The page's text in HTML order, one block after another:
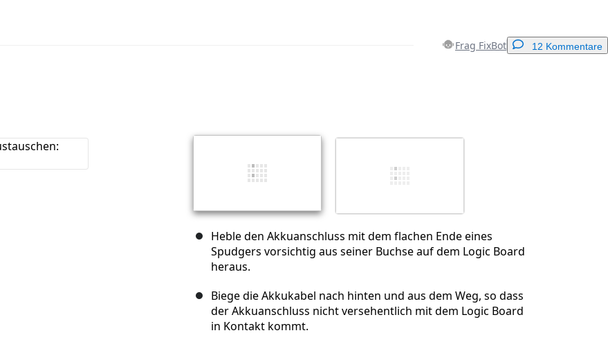
Frag FixBot 12 Kommentare
Heble den Akkuanschluss mit dem flachen Ende eines
Spudgers vorsichtig aus seiner Buchse auf dem Logic Board
heraus.
Biege die Akkukabel nach hinten und aus dem Weg, so dass
der Akkuanschluss nicht versehentlich mit dem Logic Board
in Kontakt kommt.